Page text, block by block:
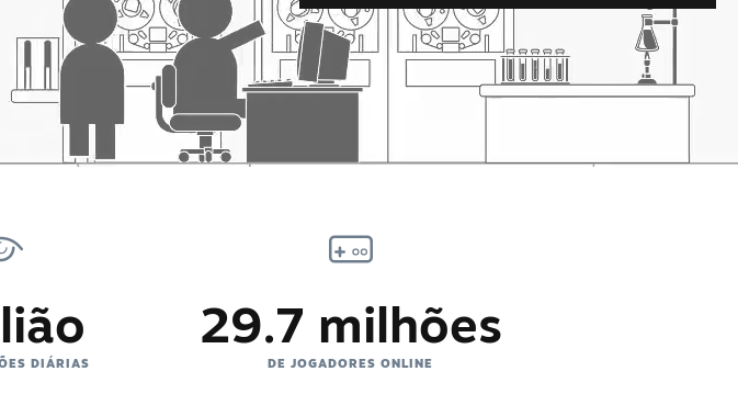
DIÁRIAS
29.7 milhões
DE JOGADORES ONLINE